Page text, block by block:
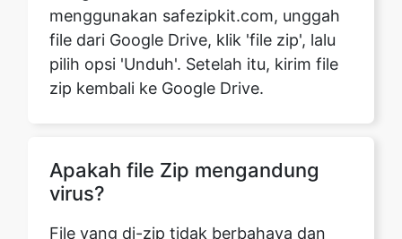
zip kembali ke Google Drive.
Apakah file Zip mengandung
tidak mengandung virus. File Zip
hanyalah arsip terkompresi yang dapat
menampung satu atau lebih file.